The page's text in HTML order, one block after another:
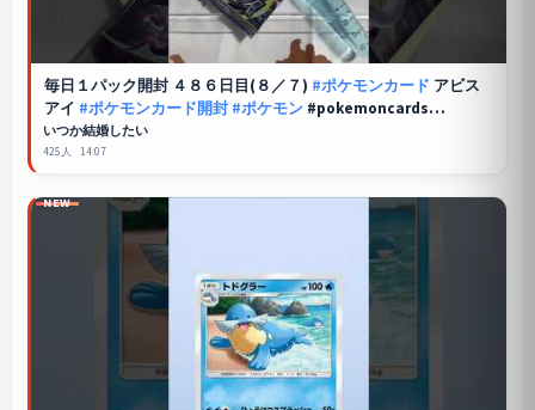
毎日１パック開封 ４８６日目(８／７) #ポケモンカード アビス
アイ #ポケモンカード開封 #ポケモン#pokemoncards
#pokemontcg #pokemon #tcg
いつか結婚したい
425人 14:07
NEW